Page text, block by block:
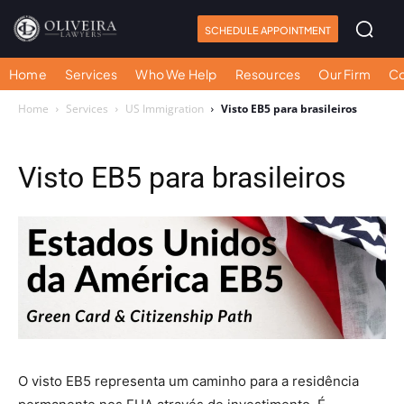
SCHEDULE APPOINTMENT
Home Services Who We Help Resources Our Firm
Home Services US Immigration Visto EB5 para brasileiros
Visto EB5 para brasileiros
O visto EB5 representa um caminho para a residência